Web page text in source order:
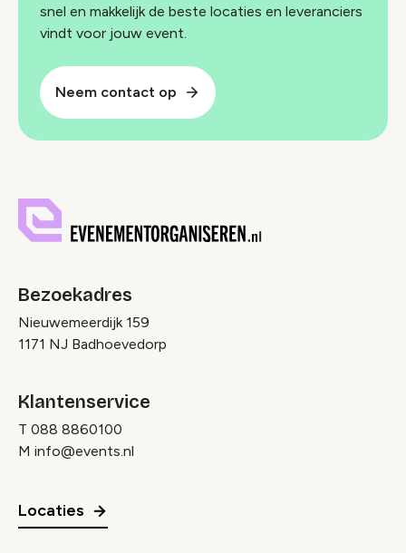
snel en makkelijk de beste locaties en leveranciers
vindt voor jouw event.
Neem contact op
Bezoekadres
Nieuwemeerdijk 159
1171 NJ Badhoevedorp
Klantenservice
T 088 8860100
M info@events.nl
Locaties